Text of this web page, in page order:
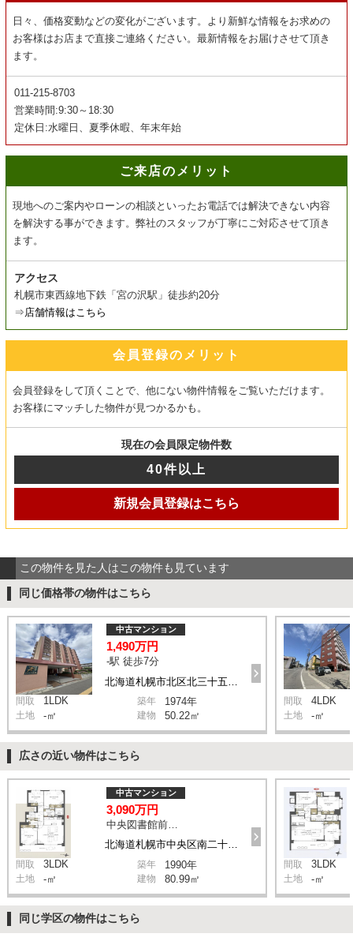
日々、価格変動などの変化がございます。より新鮮な情報をお求めの
お客様はお店まで直接ご連絡ください。最新情報をお届けさせて頂き
ます。
011-215-8703
営業時間:9:30～18:30
定休日:水曜日、夏季休暇、年末年始
ご来店のメリット
現地へのご案内やローンの相談といったお電話では解決できない内容
を解決する事ができます。弊社のスタッフが丁寧にご対応させて頂き
ます。
アクセス
札幌市東西線地下鉄「宮の沢駅」徒歩約20分
⇒ 店舗情報はこちら
会員登録のメリット
会員登録をして頂くことで、他にない物件情報をご覧いただけます。
お客様にマッチした物件が見つかるかも。
現在の会員限定物件数
40件以上
新規会員登録はこちら
この物件を見た人はこの物件も見ています
同じ価格帯の物件はこちら
中古マンション
1,490万円
-駅 徒歩7分
間取 1LDK 築年 1974年
土地 -㎡ 建物 50.22㎡
間取 4LDK
土地 -㎡
広さの近い物件はこちら
北海道札幌市中央区南二十三条西12丁目 1-3
中古マンション
3,090万円
間取 3LDK 築年 1990年
土地 -㎡ 建物 80.99㎡
間取 3LDK
土地 -㎡
同じ学区の物件はこちら